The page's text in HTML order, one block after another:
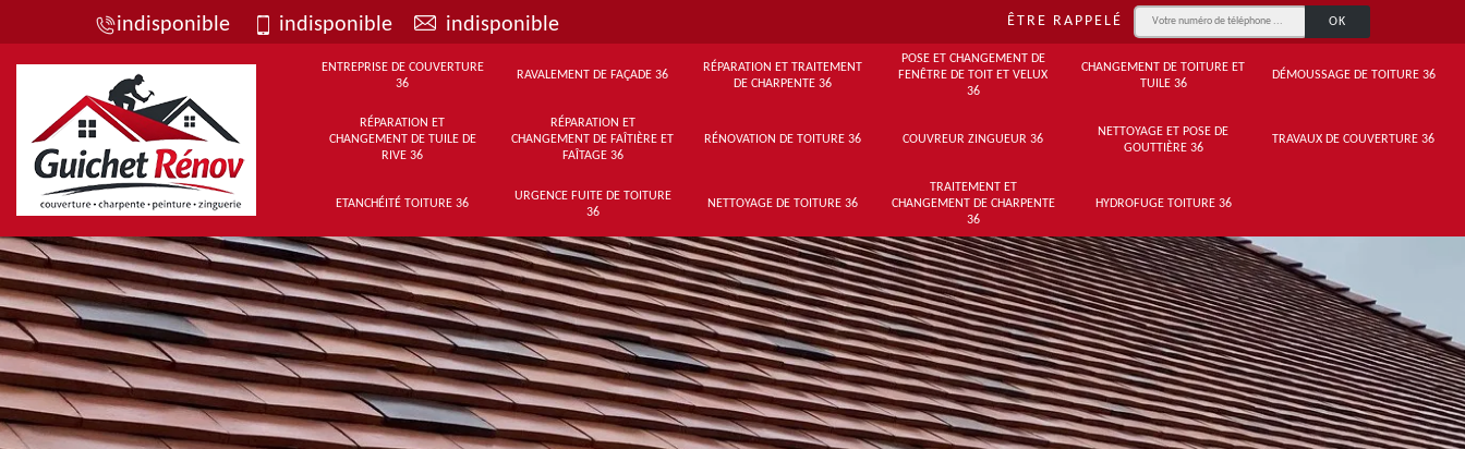
indisponible indisponible indisponible ÊTRE RAPPELÉ
ENTREPRISE DE COUVERTURE
36
RAVALEMENT DE FAÇADE 36
RÉPARATION ET TRAITEMENT
DE CHARPENTE 36
POSE ET CHANGEMENT DE
FENÊTRE DE TOIT ET VELUX
36
CHANGEMENT DE TOITURE ET
TUILE 36
DÉMOUSSAGE DE TOITURE 36
RÉPARATION ET
CHANGEMENT DE TUILE DE
RIVE 36
RÉPARATION ET
CHANGEMENT DE FAÎTIÈRE ET
FAÎTAGE 36
RÉNOVATION DE TOITURE 36 COUVREUR ZINGUEUR 36
NETTOYAGE ET POSE DE
GOUTTIÈRE 36
TRAVAUX DE COUVERTURE 36
ETANCHÉITÉ TOITURE 36
URGENCE FUITE DE TOITURE
36
NETTOYAGE DE TOITURE 36
TRAITEMENT ET
CHANGEMENT DE CHARPENTE
36
HYDROFUGE TOITURE 36